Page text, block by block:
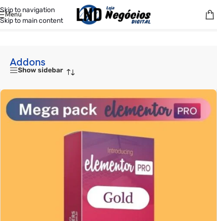
Skip to navigation
Skip to main content
Menu
Início/Plugins/Addons
Addons
Show sidebar